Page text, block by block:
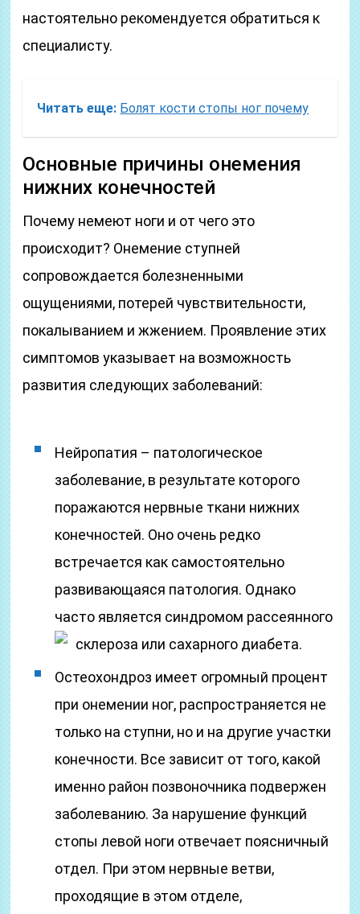
настоятельно рекомендуется обратиться к
специалисту.
Читать еще: Болят кости стопы ног почему
Основные причины онемения
нижних конечностей
Почему немеют ноги и от чего это
происходит? Онемение ступней
сопровождается болезненными
ощущениями, потерей чувствительности,
покалыванием и жжением. Проявление этих
симптомов указывает на возможность
развития следующих заболеваний:
Нейропатия – патологическое
заболевание, в результате которого
поражаются нервные ткани нижних
конечностей. Оно очень редко
встречается как самостоятельно
развивающаяся патология. Однако
часто является синдромом рассеянного
склероза или сахарного диабета.
Остеохондроз имеет огромный процент
при онемении ног, распространяется не
только на ступни, но и на другие участки
конечности. Все зависит от того, какой
именно район позвоночника подвержен
заболеванию. За нарушение функций
стопы левой ноги отвечает поясничный
отдел. При этом нервные ветви,
проходящие в этом отделе,